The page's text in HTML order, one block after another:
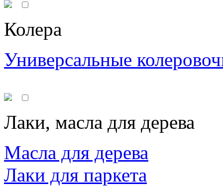
Колера
Универсальные
Лаки, масла для дерева
Масла для дерева
Лаки для паркета